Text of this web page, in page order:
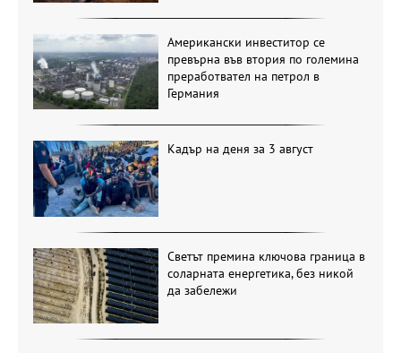
Американски инвеститор се
превърна във втория по големина
преработвател на петрол в
Германия
Кадър на деня за 3 август
Светът премина ключова граница в
соларната енергетика, без никой
да забележи